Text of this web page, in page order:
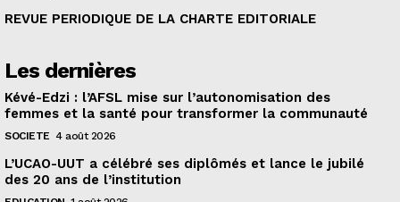
REVUE PERIODIQUE DE LA CHARTE EDITORIALE
Les dernières
Kévé-Edzi : l’AFSL mise sur l’autonomisation des
femmes et la santé pour transformer la communauté
SOCIETE 4 août 2026
L’UCAO-UUT a célébré ses diplômés et lance le jubilé
des 20 ans de l’institution